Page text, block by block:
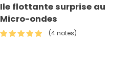
Ile flottante surprise au
Micro-ondes
(4 notes)